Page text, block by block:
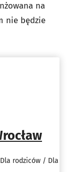
na
nie będzie
rodziców / Dla